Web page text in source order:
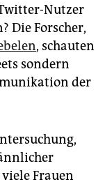
Nutzer
Die Forscher,
, schauten
sondern
der
Frauen